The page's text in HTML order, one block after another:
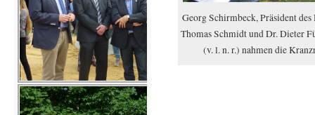
Georg Schirmbeck, Präsident
Thomas Schmidt und Dr. Dieter
(v. l. n. r.) nahmen die